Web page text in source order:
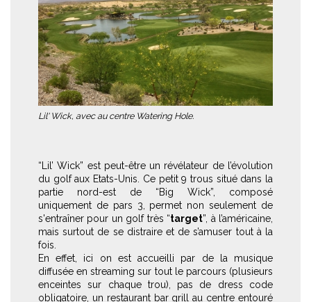
Lil' Wick, avec au centre Watering Hole.
“Lil’ Wick” est peut-être un révélateur de l’évolution
du golf aux Etats-Unis. Ce petit 9 trous situé dans la
partie nord-est de “Big Wick”, composé
uniquement de pars 3, permet non seulement de
s'entraîner pour un golf très “target”, à l’américaine,
mais surtout de se distraire et de s’amuser tout à la
fois.
En effet, ici on est accueilli par de la musique
diffusée en streaming sur tout le parcours (plusieurs
enceintes sur chaque trou), pas de dress code
obligatoire, un restaurant bar grill au centre entouré